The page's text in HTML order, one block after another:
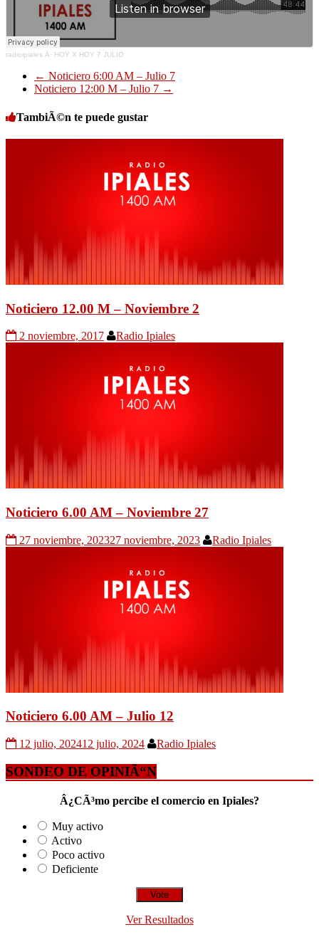
radioipiales Â· HOY X HOY 7 JULIO
← Noticiero 6:00 AM – Julio 7
Noticiero 12:00 M – Julio 7 →
TambiÃ©n te puede gustar
Noticiero 12.00 M – Noviembre 2
2 noviembre, 2017 Radio Ipiales
Noticiero 6.00 AM – Noviembre 27
27 noviembre, 202327 noviembre, 2023 Radio Ipiales
Noticiero 6.00 AM – Julio 12
12 julio, 202412 julio, 2024 Radio Ipiales
SONDEO DE OPINIÃ“N
Â¿CÃ³mo percibe el comercio en Ipiales?
Muy activo
Activo
Poco activo
Deficiente
Ver Resultados